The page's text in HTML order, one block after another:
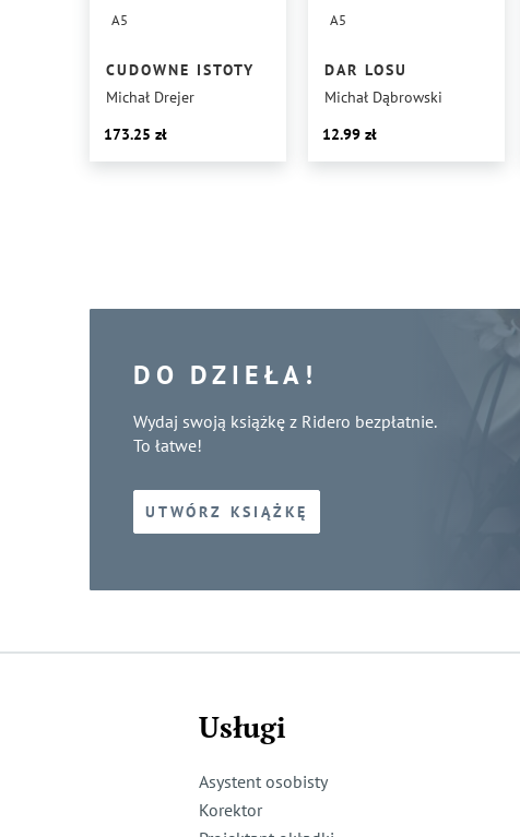
A5
CUDOWNE ISTOTY
Michał Drejer
173.25
A5
DAR LOSU
Michał Dąbrowski
12.99
DO DZIEŁA!
Wydaj swoją książkę z Ridero bezpłatnie.
To łatwe!
UTWÓRZ KSIĄŻKĘ
Usługi
Asystent osobisty
Korektor